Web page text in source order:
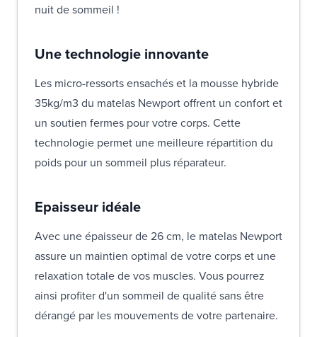
nuit de sommeil !
Une technologie innovante
Les micro-ressorts ensachés et la mousse hybride
35kg/m3 du matelas Newport offrent un confort et
un soutien fermes pour votre corps. Cette
technologie permet une meilleure répartition du
poids pour un sommeil plus réparateur.
Epaisseur idéale
Avec une épaisseur de 26 cm, le matelas Newport
assure un maintien optimal de votre corps et une
relaxation totale de vos muscles. Vous pourrez
ainsi profiter d'un sommeil de qualité sans être
dérangé par les mouvements de votre partenaire.